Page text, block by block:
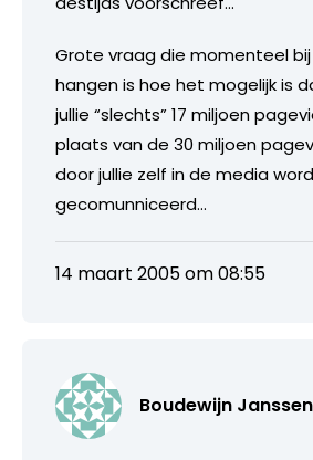
Grote vraag die momenteel
hangen is hoe het mogelijk is
jullie “slechts” 17 miljoen
plaats van de 30 miljoen
door jullie zelf in de media
gecomunniceerd…
14 maart 2005 om 08:55
Boudewijn Janssen